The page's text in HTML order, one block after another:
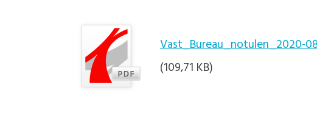
Vast_Bureau_notulen_2020-
(109,71 KB)